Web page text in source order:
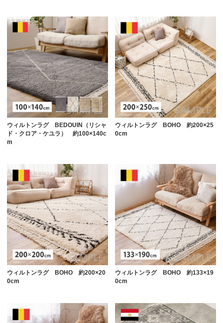
ウィルトンラグ BEDOUIN（リシャ
ド・クロア・ケユラ） 約100×140c
m
ウィルトンラグ BOHO 約200×25
0cm
ウィルトンラグ BOHO 約200×20
0cm
ウィルトンラグ BOHO 約133×19
0cm